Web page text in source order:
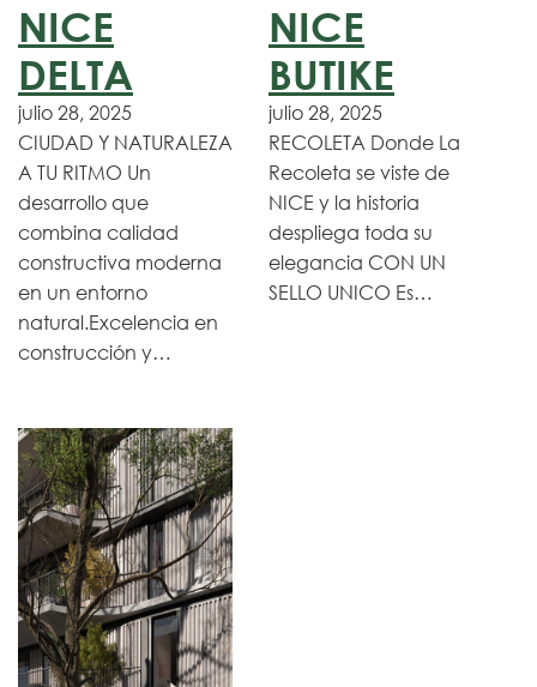
NICE
DELTA
julio 28, 2025
CIUDAD Y NATURALEZA
A TU RITMO Un
desarrollo que
combina calidad
constructiva moderna
en un entorno
natural.Excelencia en
construcción y…
NICE
BUTIKE
julio 28, 2025
RECOLETA Donde La
Recoleta se viste de
NICE y la historia
despliega toda su
elegancia CON UN
SELLO UNICO Es…